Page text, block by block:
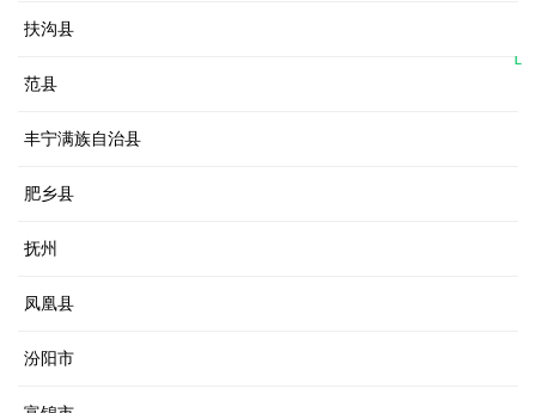
扶沟县
范县
丰宁满族自治县
肥乡县
抚州
凤凰县
汾阳市
L